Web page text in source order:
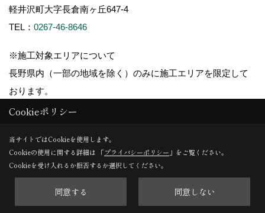
軽井沢町大字長倉南ヶ丘647-4
TEL： 0267-46-8646
※施工対象エリアについて
長野県内（一部の地域を除く）のみに施工エリアを限定して
おります。
Copyright (c) ForestCorporation. All Rights Reserved.
Cookieポリシー
当サイトではCookieを使用します。
Cookieの使用に関する詳細は 「プライバシーポリシー 」をご覧ください。
Cookieを受け入れるか拒否するか選択してください。
同意する 同意しない